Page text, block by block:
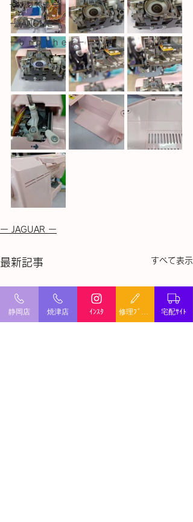
ーＪＵＫＩー
－JANOME－
－ｂｒｏｔｈｅｒ－
ー JAGUAR ー
最新記事 すべて表示
静岡店 焼津店 ｲﾝｽﾀ 宅配ｻｲﾄ